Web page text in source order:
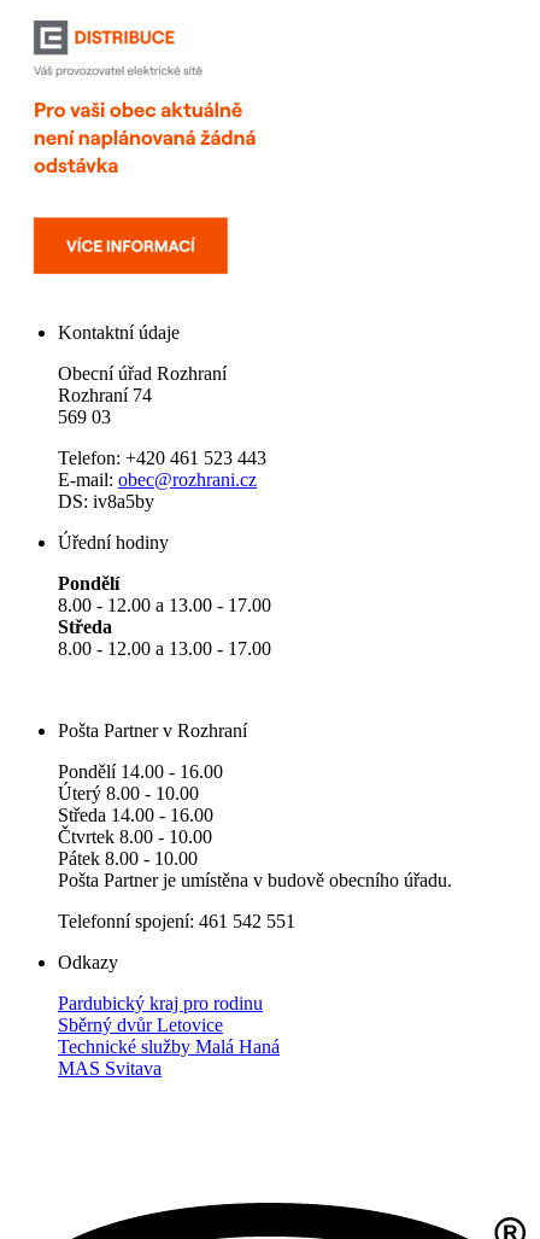
Kontaktní údaje
Obecní úřad Rozhraní
Rozhraní 74
569 03
Telefon: +420 461 523 443
E-mail: obec@rozhrani.cz
DS: iv8a5by
Úřední hodiny
Pondělí
8.00 - 12.00 a 13.00 - 17.00
Středa
8.00 - 12.00 a 13.00 - 17.00
Pošta Partner v Rozhraní
Pondělí 14.00 - 16.00
Úterý 8.00 - 10.00
Středa 14.00 - 16.00
Čtvrtek 8.00 - 10.00
Pátek 8.00 - 10.00
Pošta Partner je umístěna v budově obecního úřadu.
Telefonní spojení: 461 542 551
Odkazy
Pardubický kraj pro rodinu
Sběrný dvůr Letovice
Technické služby Malá Haná
MAS Svitava